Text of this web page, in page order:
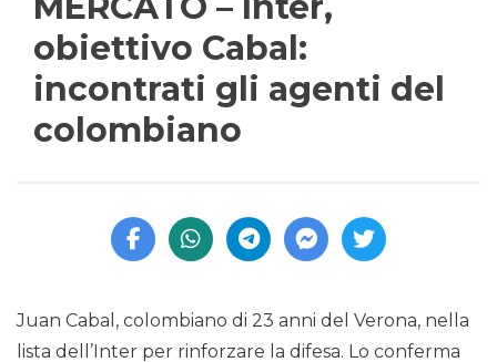
obiettivo Cabal:
incontrati gli agenti del
colombiano
Juan Cabal, colombiano di 23 anni del Verona, nella
lista dell’Inter per rinforzare la difesa. Lo conferma